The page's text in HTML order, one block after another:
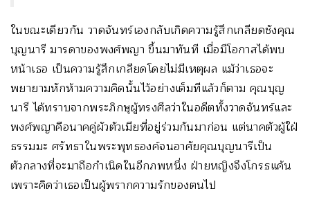
ในขณะเดียวกัน วาดจันทร์เองกลับเกิดความรู้สึกเกลียดชังคุณ
บุญนารี มารดาของพงศ์พญา ขึ้นมาทันที เมื่อมีโอกาสได้พบ
หน้าเธอ เป็นความรู้สึกเกลียดโดยไม่มีเหตุผล แม้ว่าเธอจะ
พยายามหักห้ามความคิดนั้นไว้อย่างเต็มทีแล้วก็ตาม คุณบุญ
นารี ได้ทราบจากพระภิกษุผู้ทรงศีลว่าในอดีตทั้งวาดจันทร์และ
พงศ์พญาคือนาคคู่ผัวตัวเมียที่อยู่ร่วมกันมาก่อน แต่นาคตัวผู้ใฝ่
ธรรมมะ ศรัทธาในพระพุทธองค์จนอาศัยคุณบุญนารีเป็น
ตัวกลางที่จะมาถือกำเนิดในอีกภพหนึ่ง ฝ่ายหญิงจึงโกรธแค้น
เพราะคิดว่าเธอเป็นผู้พรากความรักของตนไป